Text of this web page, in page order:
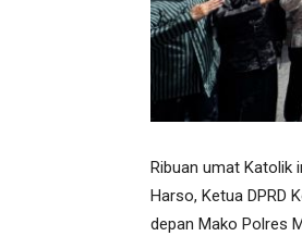
Ribuan umat Katolik
Harso, Ketua DPRD
depan Mako Polres